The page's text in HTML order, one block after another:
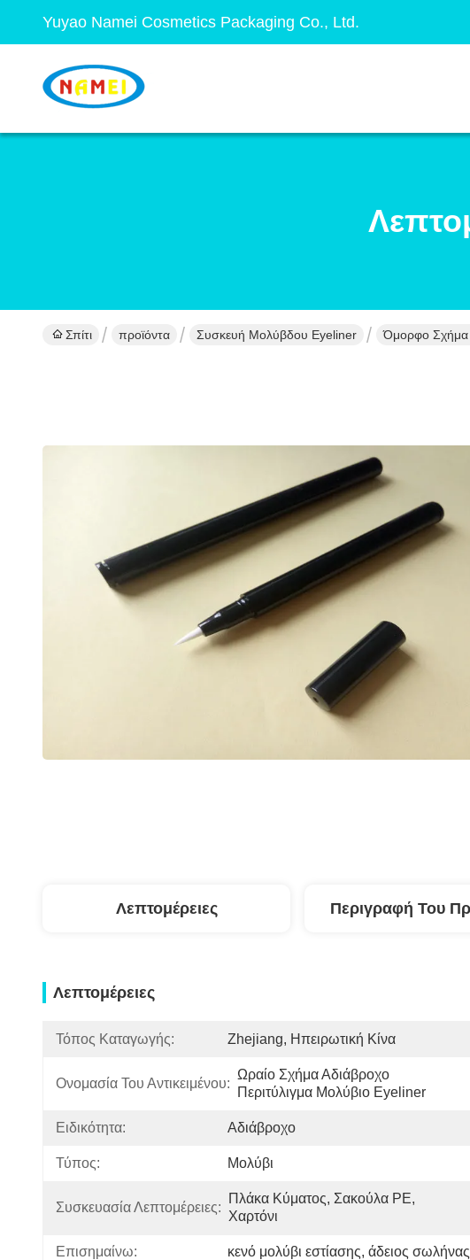
Yuyao Namei Cosmetics Packaging Co., Ltd.
Σπίτι προϊόντα Συσκευή Μολύβδου Eyeliner Όμορφο Σχήμα
Λεπτομέρειες Περιγραφή Του
Λεπτομέρειες
Τόπος Καταγωγής: Zhejiang, Ηπειρωτική Κίνα
Ονομασία Του Αντικειμένου:
Ωραίο Σχήμα Αδιάβροχο
Περιτύλιγμα Μολύβιο Eyeliner
Ειδικότητα: Αδιάβροχο
Τύπος: Μολύβι
Συσκευασία Λεπτομέρειες:
Πλάκα Κύματος, Σακούλα PE,
Χαρτόνι
Επισημαίνω: κενό μολύβι εστίασης, άδειος